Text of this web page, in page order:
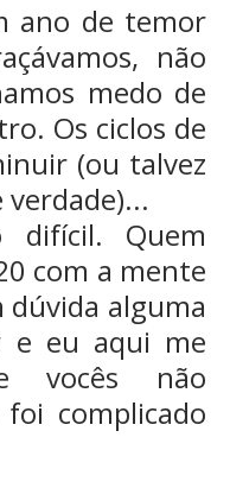
ano de temor
não
medo de
Os ciclos de
(ou talvez
verdade)...
Quem
com a mente
dúvida alguma
e eu aqui me
vocês não
complicado